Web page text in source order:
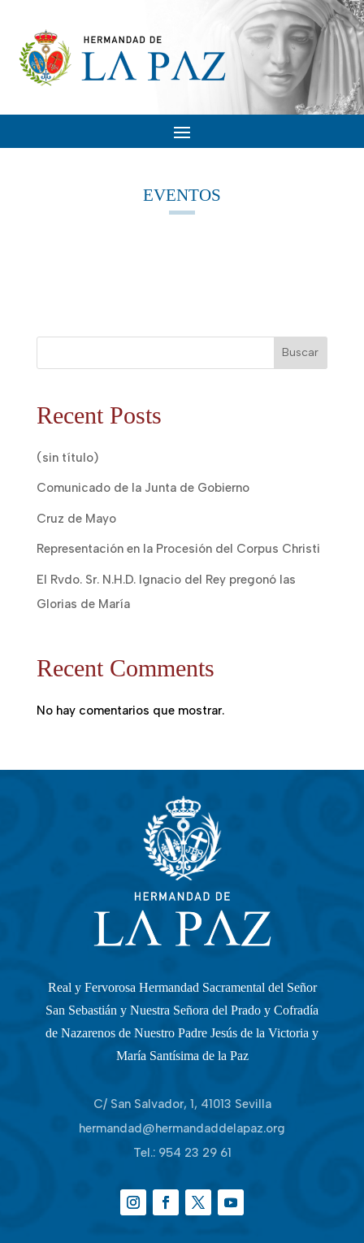
EVENTOS
Buscar
Recent Posts
(sin título)
Comunicado de la Junta de Gobierno
Cruz de Mayo
Representación en la Procesión del Corpus Christi
El Rvdo. Sr. N.H.D. Ignacio del Rey pregonó las
Glorias de María
Recent Comments
No hay comentarios que mostrar.
Real y Fervorosa Hermandad Sacramental del Señor
San Sebastián y Nuestra Señora del Prado y Cofradía
de Nazarenos de Nuestro Padre Jesús de la Victoria y
María Santísima de la Paz
C/ San Salvador, 1, 41013 Sevilla
hermandad@hermandaddelapaz.org
Tel.: 954 23 29 61